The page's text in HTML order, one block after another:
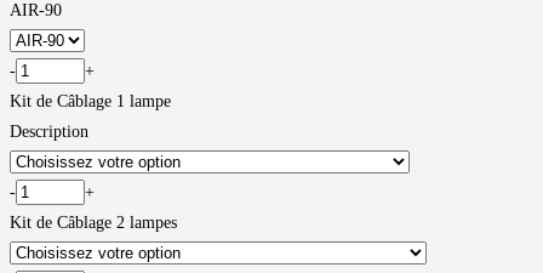
AIR-90
-
+
Kit de Câblage 1 lampe
Description
-
+
Kit de Câblage 2 lampes